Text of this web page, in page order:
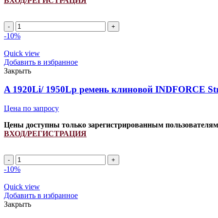
A
1250Li/
ремень
клиновой
INDFORCE
Strongest
quantity
-10%
Quick view
Добавить в избранное
Закрыть
A 1920Li/ 1950Lp ремень клиновой INDFORCE
Цена по запросу
Цены доступны только зарегистрированным пользователям
ВХОД/РЕГИСТРАЦИЯ
A
1920Li/
ремень
клиновой
INDFORCE
Strongest
-10%
Quick view
Добавить в избранное
Закрыть